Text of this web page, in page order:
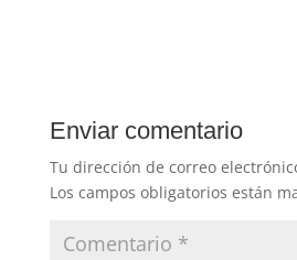
Enviar comentario
Tu dirección de correo
Los campos obligatorios están